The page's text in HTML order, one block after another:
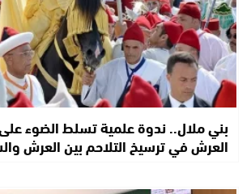
بني ملال.. ندوة علمية تسلط الضوء
العرش في ترسيخ التلاحم بين العرش